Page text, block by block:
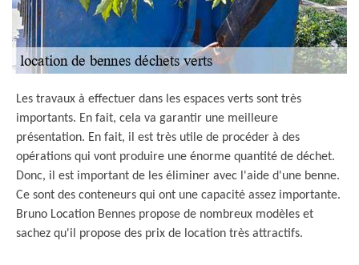
Les travaux à effectuer dans les espaces verts sont très
importants. En fait, cela va garantir une meilleure
présentation. En fait, il est très utile de procéder à des
opérations qui vont produire une énorme quantité de déchet.
Donc, il est important de les éliminer avec l'aide d'une benne.
Ce sont des conteneurs qui ont une capacité assez importante.
Bruno Location Bennes propose de nombreux modèles et
sachez qu'il propose des prix de location très attractifs.